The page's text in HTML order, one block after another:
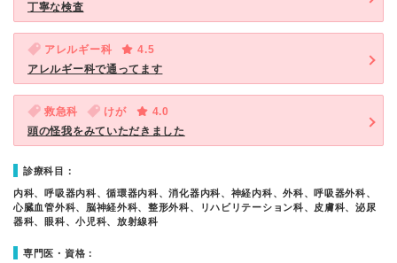
丁寧な検査
アレルギー科
4.5
アレルギー科で通ってます
救急科 けが
4.0
頭の怪我をみていただきました
診療科目：
内科、呼吸器内科、循環器内科、消化器内科、神経内科、外科、呼吸器外科、
心臓血管外科、脳神経外科、整形外科、リハビリテーション科、皮膚科、泌尿
器科、眼科、小児科、放射線科
専門医・資格：